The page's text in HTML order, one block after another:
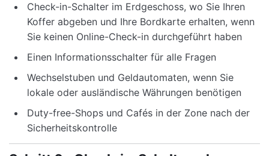
Check-in-Schalter im Erdgeschoss, wo Sie Ihren
Koffer abgeben und Ihre Bordkarte erhalten, wenn
Sie keinen Online-Check-in durchgeführt haben
Einen Informationsschalter für alle Fragen
Wechselstuben und Geldautomaten, wenn Sie
lokale oder ausländische Währungen benötigen
Duty-free-Shops und Cafés in der Zone nach der
Sicherheitskontrolle